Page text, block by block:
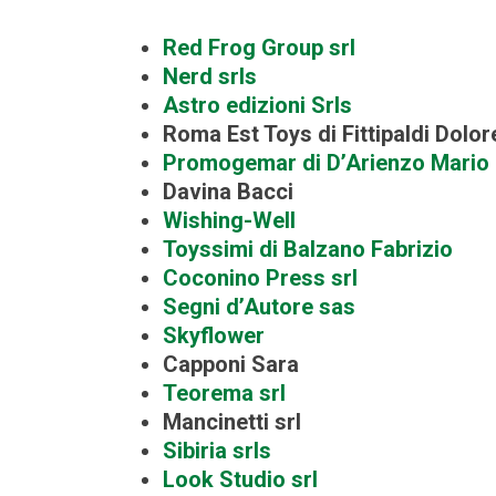
Red Frog Group srl
Nerd srls
Astro edizioni Srls
Roma Est Toys di Fittipaldi
Promogemar di D’Arienzo Mario
Davina Bacci
Wishing-Well
Toyssimi di Balzano Fabrizio
Coconino Press srl
Segni d’Autore sas
Skyflower
Capponi Sara
Teorema srl
Mancinetti srl
Sibiria srls
Look Studio srl